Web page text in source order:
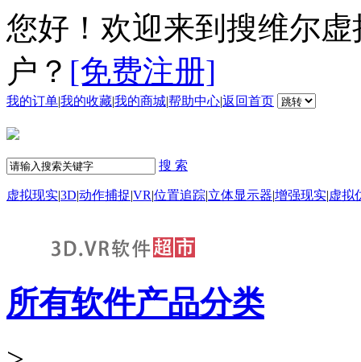
您好！欢迎来到搜维尔
户？ [免费注册]
我的订单|我的收藏|我的商城|帮助中心|返回首页
搜 索
虚拟现实|3D|动作捕捉|VR|位置追踪|立体显示器|增强现实|虚拟
所有软件产品分类